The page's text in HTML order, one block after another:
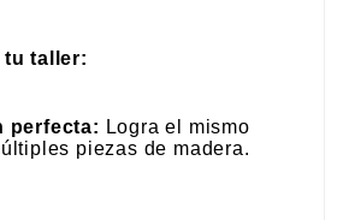
tu taller:
perfecta: Logra el mismo
piezas de madera.